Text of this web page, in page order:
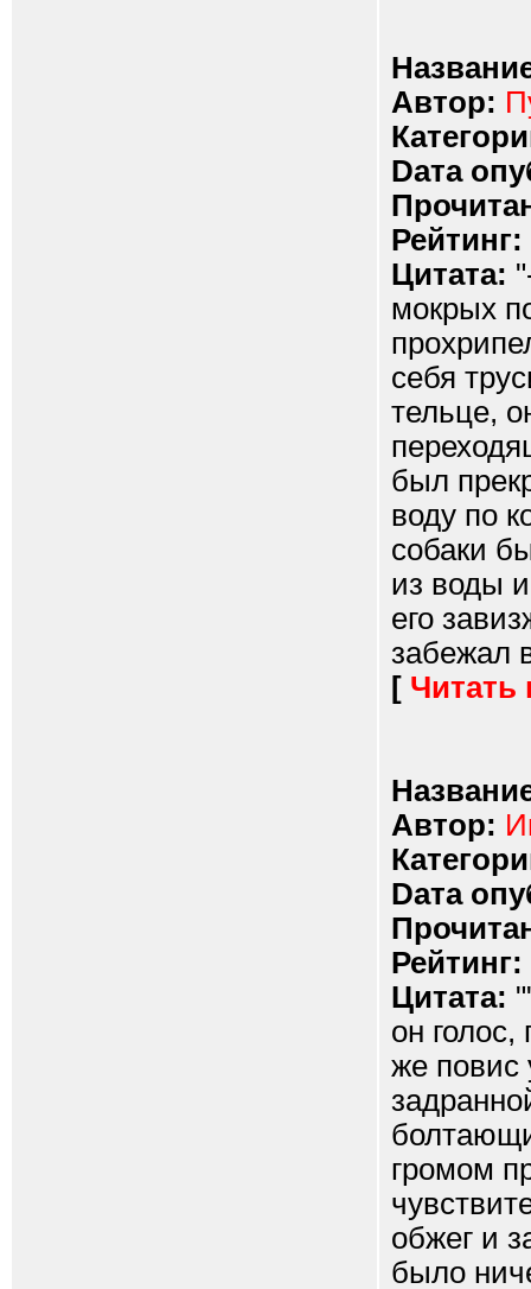
Автор:
Dата
Рейтинг:
Цитата:
мокрых
себя
тельце,
был
воду по
собаки
из воды
его
забежал
[ Читать
Автор:
Dата
Рейтинг:
Цитата:
он
же
громом
обжег и
было